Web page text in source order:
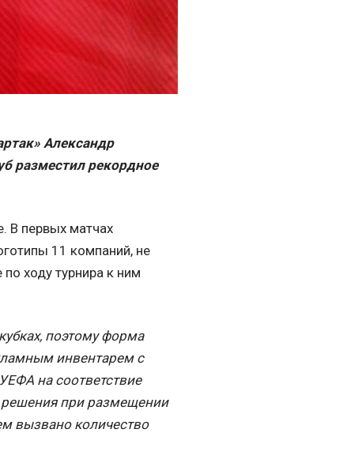
Александр
разместил рекордное
В первых матчах
11 компаний, не
ходу турнира к ним
поэтому форма
инвентарем с
на соответствие
при размещении
вызвано количество